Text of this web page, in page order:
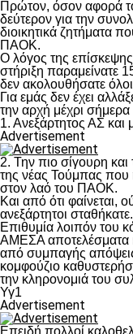
Πρώτον, όσον αφορά
δεύτερον για την
διοικητικά ζητήματα
ΠΑΟΚ.
Ο λόγος της
στήριξη παραμείνατε
δεν ακολουθήσατε
Για εμάς δεν έχει
την αρχή μέχρι σήμερα
1. Ανεξάρτητος ΑΣ και
Advertisement
2. Την πιο σίγουρη
της νέας Τούμπας που
στον λαό του ΠΑΟΚ.
Και από ότι φαίνεται,
ανεξάρτητοι σταθήκατε.
Επιθυμία λοιπόν του
ΑΜΕΣΑ αποτελέσματα
από συμπαγής απόψεις
κομφούζιο
την κληρονομιά του
Υγ1
Advertisement
Επειδή πολλοί